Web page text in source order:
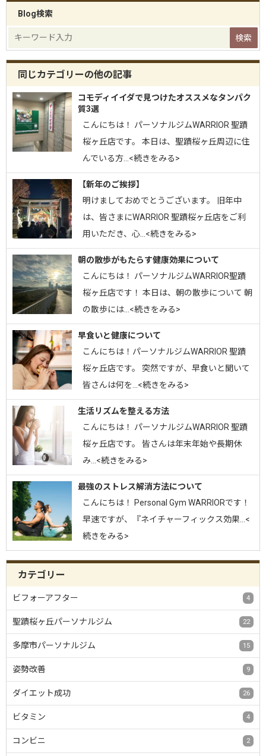
Blog検索
同じカテゴリーの他の記事
コモディイイダで見つけたオススメなタンパク
質3選
こんにちは！ パーソナルジムWARRIOR 聖蹟
桜ヶ丘店です。 本日は、聖蹟桜ヶ丘周辺に住
んでいる方…<続きをみる>
【新年のご挨拶】
明けましておめでとうございます。 旧年中
は、皆さまにWARRIOR 聖蹟桜ヶ丘店をご利
用いただき、心…<続きをみる>
朝の散歩がもたらす健康効果について
こんにちは！ パーソナルジムWARRIOR聖蹟
桜ヶ丘店です！ 本日は、朝の散歩について 朝
の散歩には…<続きをみる>
早食いと健康について
こんにちは！パーソナルジムWARRIOR 聖蹟
桜ヶ丘店です。 突然ですが、早食いと聞いて
皆さんは何を…<続きをみる>
生活リズムを整える方法
こんにちは！ パーソナルジムWARRIOR 聖蹟
桜ヶ丘店です。 皆さんは年末年始や長期休
み…<続きをみる>
最強のストレス解消方法について
こんにちは！ Personal Gym WARRIORです！
早速ですが、『ネイチャーフィックス効果…<
続きをみる>
カテゴリー
ビフォーアフター 4
聖蹟桜ヶ丘パーソナルジム 22
多摩市パーソナルジム 15
姿勢改善 9
ダイエット成功 26
ビタミン 4
コンビニ 2